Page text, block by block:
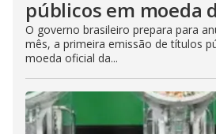
públicos em moeda
O governo brasileiro prepara para
mês, a primeira emissão de títulos
moeda oficial da...